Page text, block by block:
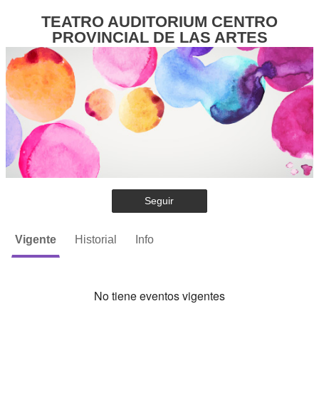
TEATRO AUDITORIUM CENTRO
PROVINCIAL DE LAS ARTES
Seguir
Vigente Historial Info
No tiene eventos vigentes